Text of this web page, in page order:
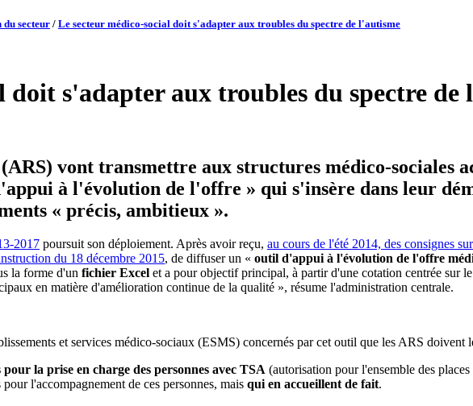
secteur / Le secteur médico-social doit s'adapter aux troubles du spectre de l'autisme
doit s'adapter aux troubles du spectre de
(ARS) vont transmettre aux structures médico-sociales
à l'évolution de l'offre » qui s'insère dans leur
« précis, ambitieux ».
2017 poursuit son déploiement. Après avoir reçu, au cours de l'été 2014, des consignes
du 18 décembre 2015, de diffuser un « outil d'appui à l'évolution de l'offre
la forme d'un fichier Excel et a pour objectif principal, à partir d'une cotation centrée sur
en matière d'amélioration continue de la qualité », résume l'administration centrale.
et services médico-sociaux (ESMS) concernés par cet outil que les ARS doivent
pour la prise en charge des personnes avec TSA (autorisation pour l'ensemble des
l'accompagnement de ces personnes, mais qui en accueillent de fait.